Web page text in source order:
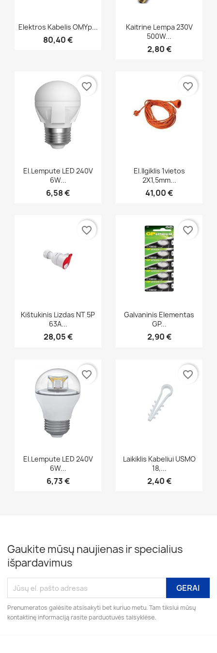
Greita peržiūra
Elektros Kabelis OMYp...
80,40 €
Greita peržiūra
Kaitrine Lempa 230V
500W...
2,80 €
Greita peržiūra
El.lempute LED 240V
6W...
6,58 €
favorite_border
Greita peržiūra
El.ilgiklis 1vietos
2X1,5mm...
41,00 €
favorite_border
Greita peržiūra
Kištukinis Lizdas NT 5P
63A...
28,05 €
favorite_border
Greita peržiūra
Galvaninis Elementas
GP...
2,90 €
favorite_border
Greita peržiūra
El.lempute LED 240V
6W...
6,73 €
favorite_border
Greita peržiūra
Laikiklis Kabeliui USMO
18,...
2,40 €
favorite_border
Gaukite mūsų naujienas ir specialius
išpardavimus
Prenumeratos galėsite atsisakyti bet kuriuo metu. Tam tikslui mūsų
kontaktinę informaciją rasite parduotuvės taisyklėse.